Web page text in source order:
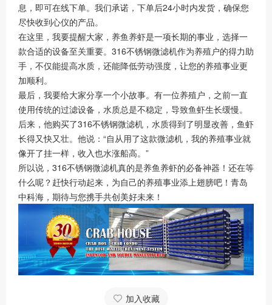
息，即可在线下单。我们承诺，下单后24小时内发货，确保您
尽快收到心仪的产品。
在这里，我要提醒大家，养鱼养虾是一项长期的事业，选择一
款合适的设备至关重要。316不锈钢微滤机作为养殖户的得力助
手，不仅能提高水质，还能降低劳动强度，让您的养殖事业更
加顺利。
最后，我要给大家分享一个小故事。有一位养殖户，之前一直
使用传统的过滤设备，水质总是不稳定，导致鱼虾生长缓慢。
后来，他购买了316不锈钢微滤机，水质得到了明显改善，鱼虾
长得又快又壮。他说：“自从用了这款微滤机，我的养殖事业就
像开了挂一样，收入也水涨船高。”
所以说，316不锈钢微滤机真的是养鱼养虾的必备神器！还在等
什么呢？赶快行动起来，为自己的养殖事业添上翅膀吧！青岛
中科海，期待与您携手共创美好未来！
加入收藏